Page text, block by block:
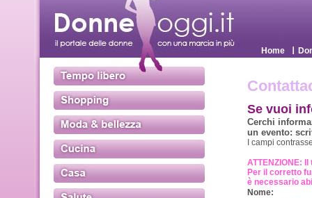
Home
Se vuoi
Cerchi
un evento:
I campi
ATTENZIONE:
Per il corretto
è necessario
Nome: